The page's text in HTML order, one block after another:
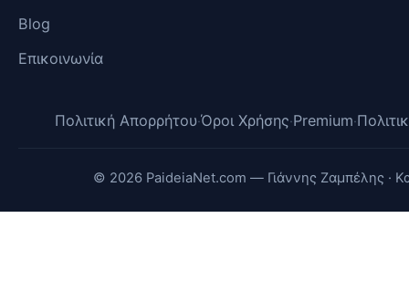
Blog
Επικοινωνία
Πολιτική Απορρήτου·Όροι Χρήσης·Premium·
© 2026 PaideiaNet.com — Γιάννης Ζαμπέλης ·